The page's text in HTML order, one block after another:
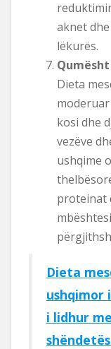
aknet
lëkurës.
Dieta
kosi dhe
vezëve
ushqime
proteinat
Dieta
ushqimor
i lidhur